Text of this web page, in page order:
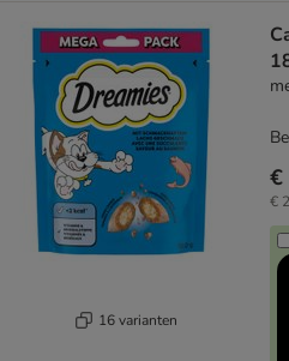
16 varianten
€
€